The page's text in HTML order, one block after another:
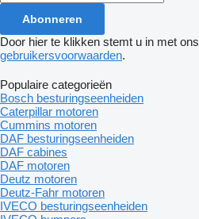
Abonneren
Door hier te klikken stemt u in met ons
gebruikersvoorwaarden.
Populaire categorieën
Bosch besturingseenheiden
Caterpillar motoren
Cummins motoren
DAF besturingseenheiden
DAF cabines
DAF motoren
Deutz motoren
Deutz-Fahr motoren
IVECO besturingseenheiden